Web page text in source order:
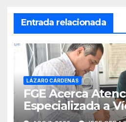
Entrada relacionada
LÁZARO CÁRDENAS
FGE Acerca
Especializada a
Ciudadanía de